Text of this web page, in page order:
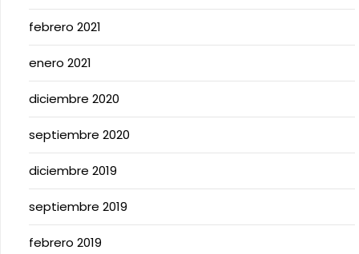
febrero 2021
enero 2021
diciembre 2020
septiembre 2020
diciembre 2019
septiembre 2019
febrero 2019